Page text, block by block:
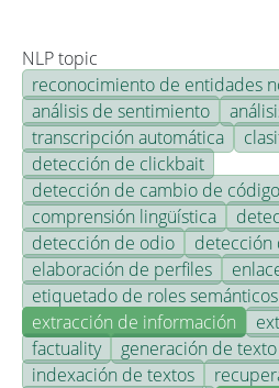
NLP topic
reconocimiento de entidades
análisis de sentimiento
transcripción automática
detección de clickbait
detección de cambio de código
comprensión lingüística
detección de odio
detección
elaboración de perfiles
etiquetado de roles semánticos
extracción de información
factuality
generación de texto
indexación de textos